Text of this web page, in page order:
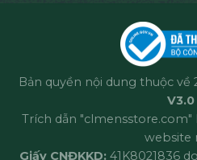
Bản quyền nội dung thuộc về
V3.0
Trích dẫn
website
Giấy CNĐKKD: 41K8021836